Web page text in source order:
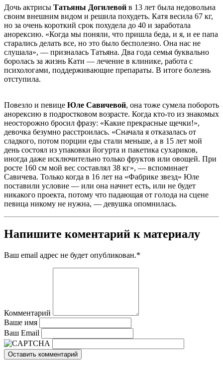
Дочь актрисы Татьяны Догилевой в 13 лет была недовольна
своим внешним видом и решила похудеть. Катя весила 67 кг,
но за очень короткий срок похудела до 40 и заработала
анорексию. «Когда мы поняли, что пришла беда, и я, и ее папа
старались делать все, но это было бесполезно. Она нас не
слушала», — призналась Татьяна. Два года семья буквально
боролась за жизнь Кати — лечение в клинике, работа с
психологами, поддерживающие препараты. В итоге болезнь
отступила.
Повезло и певице Юле Савичевой, она тоже сумела побороть
анорексию в подростковом возрасте. Когда кто-то из знакомых
неосторожно бросил фразу: «Какие прекрасные щечки!»,
девочка безумно расстроилась. «Сначала я отказалась от
сладкого, потом порции еды стали меньше, а в 15 лет мой
день состоял из упаковки йогурта и пакетика сухариков,
иногда даже исключительно только фруктов или овощей. При
росте 160 см мой вес составлял 38 кг», — вспоминает
Савичева. Только когда в 16 лет на «Фабрике звезд» Юле
поставили условие — или она начнет есть, или не будет
никакого проекта, потому что падающая от голода на сцене
певица никому не нужна, — девушка опомнилась.
Напишите коментарий к материалу
Ваш email адрес не будет опубликован.*
Комментарий
Ваше имя
Ваш Email
Оставить комментарий